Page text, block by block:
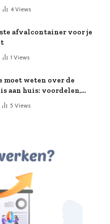
4 Views
afvalcontainer voor je
1 Views
moet weten over de
aan huis: voordelen,
belang
5 Views